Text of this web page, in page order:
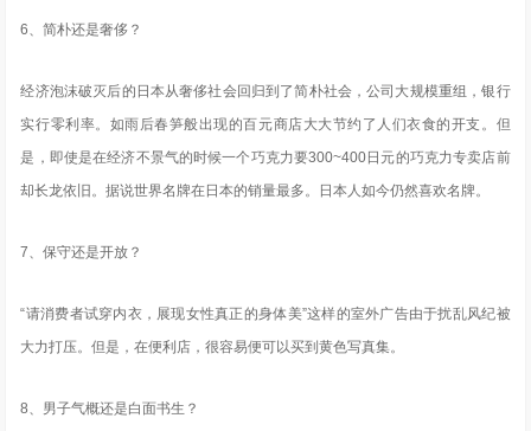
6、简朴还是奢侈？
经济泡沫破灭后的日本从奢侈社会回归到了简朴社会，公司大规模重组，银行
实行零利率。如雨后春笋般出现的百元商店大大节约了人们衣食的开支。但
是，即使是在经济不景气的时候一个巧克力要300~400日元的巧克力专卖店前
却长龙依旧。据说世界名牌在日本的销量最多。日本人如今仍然喜欢名牌。
7、保守还是开放？
“请消费者试穿内衣，展现女性真正的身体美”这样的室外广告由于扰乱风纪被
大力打压。但是，在便利店，很容易便可以买到黄色写真集。
8、男子气概还是白面书生？